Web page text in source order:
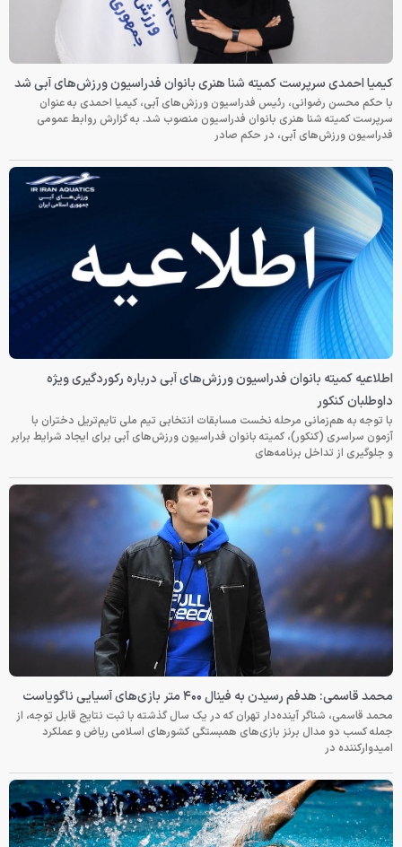
کیمیا احمدی سرپرست کمیته شنا هنری بانوان فدراسیون ورزش‌های آبی شد
با حکم محسن رضوانی، رئیس فدراسیون ورزش‌های آبی، کیمیا احمدی به عنوان
سرپرست کمیته شنا هنری بانوان فدراسیون منصوب شد. به گزارش روابط عمومی
فدراسیون ورزش‌های آبی، در حکم صادر
اطلاعیه کمیته بانوان فدراسیون ورزش‌های آبی درباره رکوردگیری ویژه
داوطلبان کنکور
با توجه به هم‌زمانی مرحله نخست مسابقات انتخابی تیم ملی تایم‌تریل دختران با
آزمون سراسری (کنکور)، کمیته بانوان فدراسیون ورزش‌های آبی برای ایجاد شرایط برابر
و جلوگیری از تداخل برنامه‌های
محمد قاسمی: هدفم رسیدن به فینال ۴۰۰ متر بازی‌های آسیایی ناگویاست
محمد قاسمی، شناگر آینده‌دار تهران که در یک سال گذشته با ثبت نتایج قابل توجه، از
جمله کسب دو مدال برنز بازی‌های همبستگی کشورهای اسلامی ریاض و عملکرد
امیدوارکننده در